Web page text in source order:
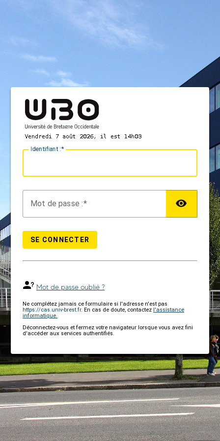
Identifiant :
Mot de passe :
SE CONNECTER
Mot de passe oublié ?
Ne complétez jamais ce formulaire si l'adresse n'est pas
https://cas.univ-brest.fr. En cas de doute, contactez l'assistance
informatique.
Déconnectez-vous et fermez votre navigateur lorsque vous avez fini
d'accéder aux services authentifiés.